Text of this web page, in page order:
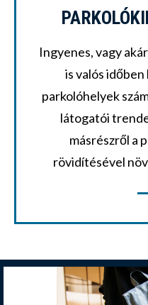
Ingyenes, vagy
is valós
parkolóhelyek
látogatói
másrészről a
rövidítésével